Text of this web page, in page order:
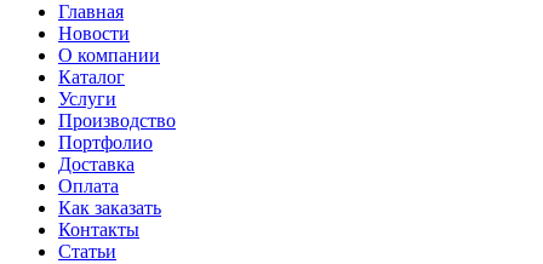
Главная
Новости
О компании
Каталог
Услуги
Производство
Портфолио
Доставка
Оплата
Как заказать
Контакты
Статьи